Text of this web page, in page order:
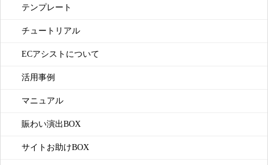
テンプレート
チュートリアル
ECアシストについて
活用事例
マニュアル
賑わい演出BOX
サイトお助けBOX